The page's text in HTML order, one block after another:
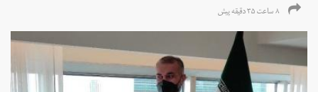
۸ ساعت ۳۵ دقیقه پیش